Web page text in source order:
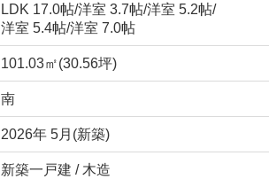
LDK 17.0帖/洋室 3.7帖/洋室 5.2帖/
洋室 5.4帖/洋室 7.0帖
101.03㎡(30.56坪)
南
2026年 5月(新築)
新築一戸建 / 木造